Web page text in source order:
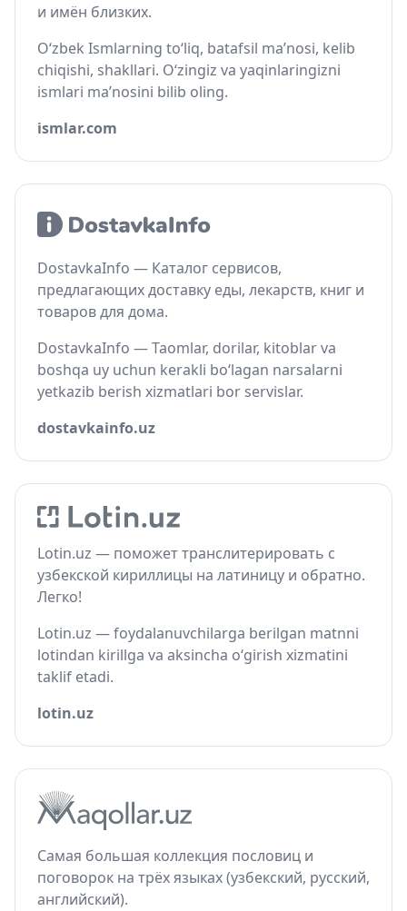
и имён близких.
O‘zbek Ismlarning to‘liq, batafsil ma’nosi, kelib
chiqishi, shakllari. O‘zingiz va yaqinlaringizni
ismlari ma’nosini bilib oling.
ismlar.com
DostavkaInfo — Каталог сервисов,
предлагающих доставку еды, лекарств, книг и
товаров для дома.
DostavkaInfo — Taomlar, dorilar, kitoblar va
boshqa uy uchun kerakli bo‘lagan narsalarni
yetkazib berish xizmatlari bor servislar.
dostavkainfo.uz
Lotin.uz — поможет транслитерировать с
узбекской кириллицы на латиницу и обратно.
Легко!
Lotin.uz — foydalanuvchilarga berilgan matnni
lotindan kirillga va aksincha o‘girish xizmatini
taklif etadi.
lotin.uz
Самая большая коллекция пословиц и
поговорок на трёх языках (узбекский, русский,
английский).